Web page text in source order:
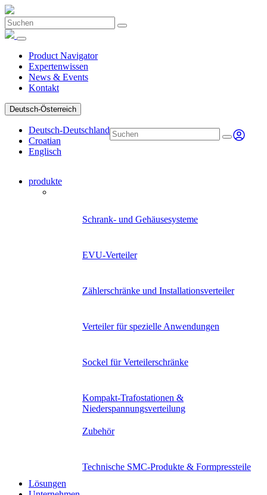
Product Navigator
Expertenwissen
News & Events
Kontakt
Deutsch-Österreich
Deutsch-Deutschland
Croatian
Englisch
produkte
Schrank- und Gehäusesysteme
EVU-Verteiler
Zählerschränke und Installationsverteiler
Verteiler für spezielle Anwendungen
Sockel für Verteilerschränke
Kompakt-Trafostationen &
Niederspannungsverteilung
Zubehör
Technische SMC-Produkte & Formpressteile
Lösungen